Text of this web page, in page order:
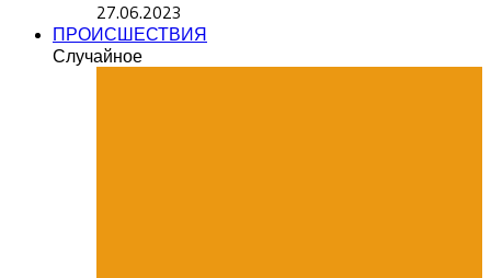
27.06.2023
ПРОИСШЕСТВИЯ
Случайное